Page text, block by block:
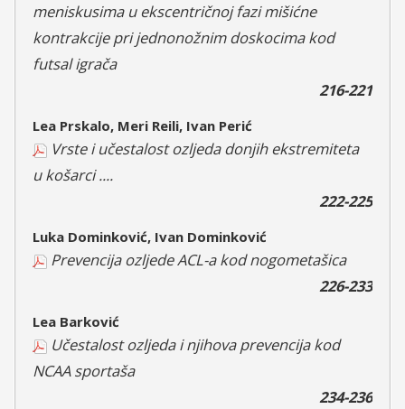
meniskusima u ekscentričnoj fazi mišićne
kontrakcije pri jednonožnim doskocima kod
futsal igrača
216-221
Lea Prskalo, Meri Reili, Ivan Perić
Vrste i učestalost ozljeda donjih ekstremiteta
u košarci ....
222-225
Luka Dominković, Ivan Dominković
Prevencija ozljede ACL-a kod nogometašica
226-233
Lea Barković
Učestalost ozljeda i njihova prevencija kod
NCAA sportaša
234-236